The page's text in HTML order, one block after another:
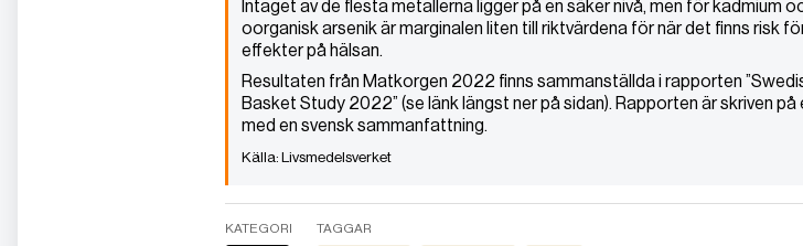
Intaget av de flesta metallerna ligger på en säker nivå, men för kadmium
oorganisk arsenik är marginalen liten till riktvärdena för när det finns risk
effekter på hälsan.
Resultaten från Matkorgen 2022 finns sammanställda i rapporten
Basket Study 2022” (se länk längst ner på sidan). Rapporten är skriven på
med en svensk sammanfattning.
Livsmedelsverket
KATEGORI TAGGAR